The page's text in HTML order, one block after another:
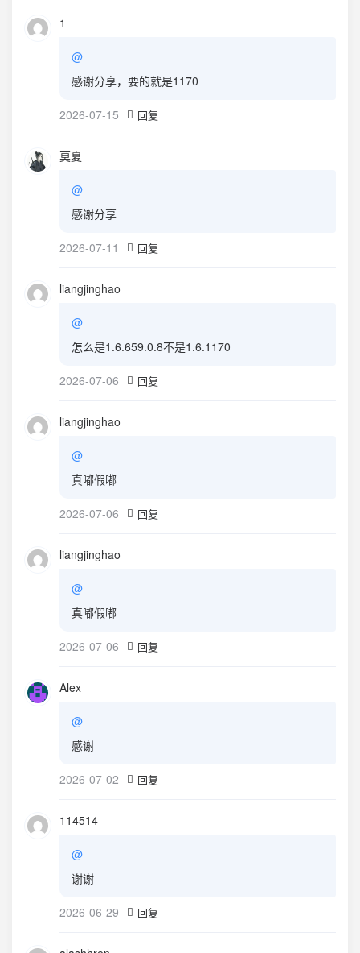
1
@
感谢分享，要的就是1170
2026-07-15 回复
莫夏
@
感谢分享
2026-07-11 回复
liangjinghao
@
怎么是1.6.659.0.8不是1.6.1170
2026-07-06 回复
liangjinghao
@
真嘟假嘟
2026-07-06 回复
liangjinghao
@
真嘟假嘟
2026-07-06 回复
Alex
@
感谢
2026-07-02 回复
114514
@
谢谢
2026-06-29 回复